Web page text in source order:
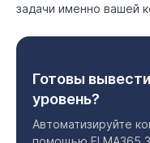
задачи именно вашей
Готовы
уровень?
Автоматизируйте